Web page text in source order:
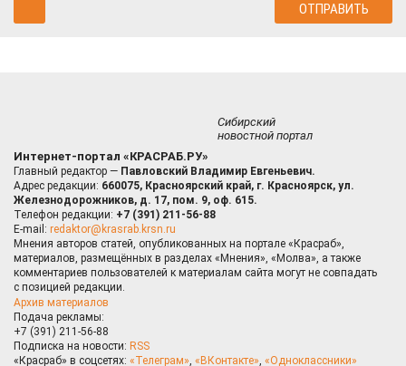
Сибирский
новостной портал
Интернет-портал «КРАСРАБ.РУ»
Главный редактор — Павловский Владимир Евгеньевич.
Адрес редакции: 660075, Красноярский край, г. Красноярск, ул.
Железнодорожников, д. 17, пом. 9, оф. 615.
Телефон редакции: +7 (391) 211-56-88
E-mail: redaktor@krasrab.krsn.ru
Мнения авторов статей, опубликованных на портале «Красраб»,
материалов, размещённых в разделах «Мнения», «Молва», а также
комментариев пользователей к материалам сайта могут не совпадать
с позицией редакции.
Архив материалов
Подача рекламы:
+7 (391) 211-56-88
Подписка на новости: RSS
«Красраб» в соцсетях: «Телеграм», «ВКонтакте», «Одноклассники»